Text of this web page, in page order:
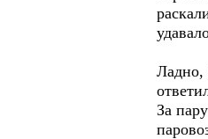
Ладно,
За